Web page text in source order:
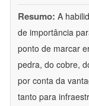
Resumo: A
de importância
ponto de marcar
pedra, do cobre,
por conta da
tanto para